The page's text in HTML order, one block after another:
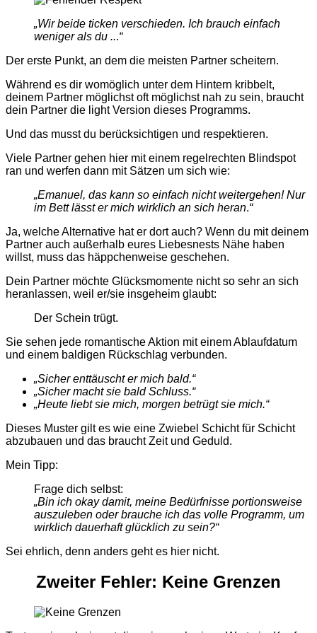
„Wir beide ticken verschieden. Ich brauch einfach
weniger als du ...“
Der erste Punkt, an dem die meisten Partner scheitern.
Während es dir womöglich unter dem Hintern kribbelt,
deinem Partner möglichst oft möglichst nah zu sein, braucht
dein Partner die light Version dieses Programms.
Und das musst du berücksichtigen und respektieren.
Viele Partner gehen hier mit einem regelrechten Blindspot
ran und werfen dann mit Sätzen um sich wie:
„Emanuel, das kann so einfach nicht weitergehen! Nur
im Bett lässt er mich wirklich an sich heran.“
Ja, welche Alternative hat er dort auch? Wenn du mit deinem
Partner auch außerhalb eures Liebesnests Nähe haben
willst, muss das häppchenweise geschehen.
Dein Partner möchte Glücksmomente nicht so sehr an sich
heranlassen, weil er/sie insgeheim glaubt:
Der Schein trügt.
Sie sehen jede romantische Aktion mit einem Ablaufdatum
und einem baldigen Rückschlag verbunden.
„Sicher enttäuscht er mich bald.“
„Sicher macht sie bald Schluss.“
„Heute liebt sie mich, morgen betrügt sie mich.“
Dieses Muster gilt es wie eine Zwiebel Schicht für Schicht
abzubauen und das braucht Zeit und Geduld.
Mein Tipp:
Frage dich selbst:
„Bin ich okay damit, meine Bedürfnisse portionsweise
auszuleben oder brauche ich das volle Programm, um
wirklich dauerhaft glücklich zu sein?“
Sei ehrlich, denn anders geht es hier nicht.
Zweiter Fehler: Keine Grenzen